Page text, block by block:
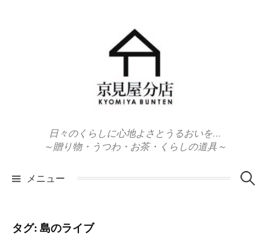
日々のくらしに心地よさとうるおいを…
～贈り物・うつわ・お茶・くらしの道具～
メニュー 検
タグ:島のライブ